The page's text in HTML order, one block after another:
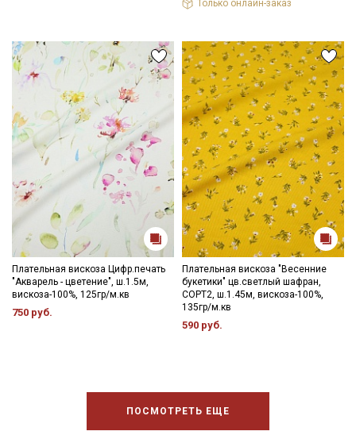
Только онлайн-заказ
Плательная вискоза Цифр.печать
"Акварель - цветение", ш.1.5м,
вискоза-100%, 125гр/м.кв
750 руб.
Плательная вискоза "Весенние
букетики" цв.светлый шафран,
СОРТ2, ш.1.45м, вискоза-100%,
135гр/м.кв
590 руб.
ПОСМОТРЕТЬ ЕЩЕ